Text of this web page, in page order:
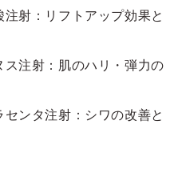
射：リフトアップ効果と
ス注射：肌のハリ・弾力の
ンタ注射：シワの改善と